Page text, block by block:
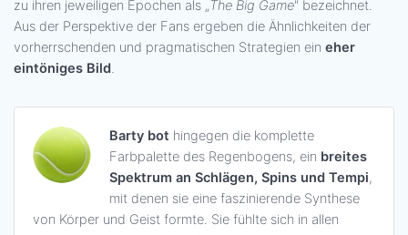
zu ihren jeweiligen Epochen als „The Big Game" bezeichnet.
Aus der Perspektive der Fans ergeben die Ähnlichkeiten der
vorherrschenden und pragmatischen Strategien ein eher
eintöniges Bild.
Barty bot hingegen die komplette
Farbpalette des Regenbogens, ein breites
Spektrum an Schlägen, Spins und Tempi,
mit denen sie eine faszinierende Synthese
von Körper und Geist formte. Sie fühlte sich in allen